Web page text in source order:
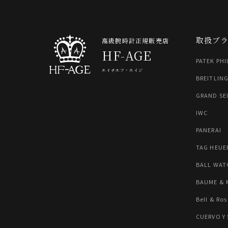
高級腕時計正規販売店
HF-AGE
エイチエフ・エイジ
取扱ブ
PATEK
BREITLING
GRAND
IWC
PANERAI
TAG
BALL
BAUME &
Bell &
CUERVO